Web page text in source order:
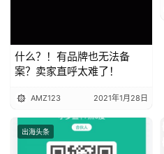
什么？！有品牌也无法备
案？卖家直呼太难了！
AMZ123 2021年1月28日
出海头条